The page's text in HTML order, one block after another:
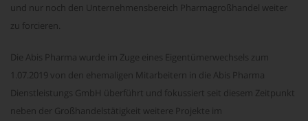
und nur noch den Unternehmensbereich Pharmagroßhandel weiter
zu forcieren.
Die Abis Pharma wurde im Zuge eines Eigentümerwechsels zum
1.07.2019 von den ehemaligen Mitarbeitern in die Abis Pharma
Dienstleistungs GmbH überführt und fokussiert seit diesem Zeitpunkt
neben der Großhandelstätigkeit weitere Projekte im